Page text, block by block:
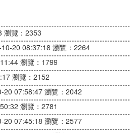
瀏覽：2353
20 08:37:18 瀏覽：2264
瀏覽：1799
瀏覽：2152
20 07:58:47 瀏覽：2042
瀏覽：2781
20 07:45:18 瀏覽：2577